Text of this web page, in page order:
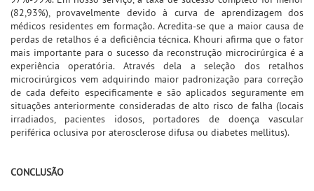
(82,93%), provavelmente devido à curva de aprendizagem dos
médicos residentes em formação. Acredita-se que a maior causa de
perdas de retalhos é a deficiência técnica. Khouri afirma que o fator
mais importante para o sucesso da reconstrução microcirúrgica é a
experiência operatória. Através dela a seleção dos retalhos
microcirúrgicos vem adquirindo maior padronização para correção
de cada defeito especificamente e são aplicados seguramente em
situações anteriormente consideradas de alto risco de falha (locais
irradiados, pacientes idosos, portadores de doença vascular
periférica oclusiva por aterosclerose difusa ou diabetes mellitus).
CONCLUSÃO